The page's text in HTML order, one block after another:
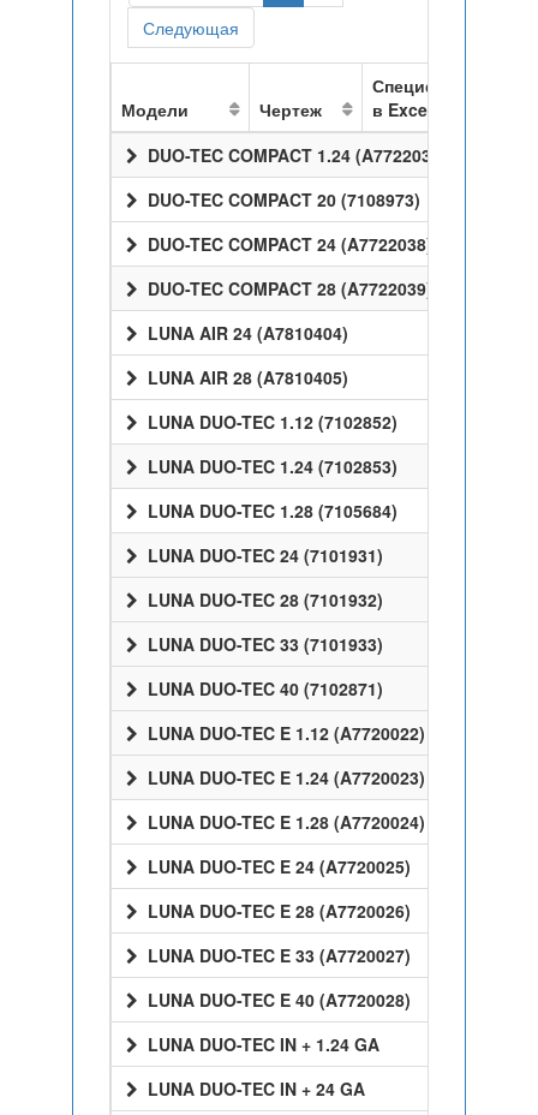
Следующая
Модели Чертеж
Спецификация
в Excel
DUO-TEC COMPACT 1.24 (A7722037)
DUO-TEC COMPACT 20 (7108973)
DUO-TEC COMPACT 24 (A7722038)
DUO-TEC COMPACT 28 (A7722039)
LUNA AIR 24 (A7810404)
LUNA AIR 28 (A7810405)
LUNA DUO-TEC 1.12 (7102852)
LUNA DUO-TEC 1.24 (7102853)
LUNA DUO-TEC 1.28 (7105684)
LUNA DUO-TEC 24 (7101931)
LUNA DUO-TEC 28 (7101932)
LUNA DUO-TEC 33 (7101933)
LUNA DUO-TEC 40 (7102871)
LUNA DUO-TEC E 1.12 (A7720022)
LUNA DUO-TEC E 1.24 (A7720023)
LUNA DUO-TEC E 1.28 (A7720024)
LUNA DUO-TEC E 24 (A7720025)
LUNA DUO-TEC E 28 (A7720026)
LUNA DUO-TEC E 33 (A7720027)
LUNA DUO-TEC E 40 (A7720028)
LUNA DUO-TEC IN + 1.24 GA
LUNA DUO-TEC IN + 24 GA